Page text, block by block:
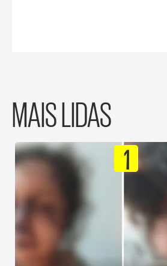
MAIS LIDAS
1